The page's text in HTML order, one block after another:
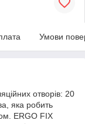
Умови
отворів: 20
яка робить
ERGO FIX